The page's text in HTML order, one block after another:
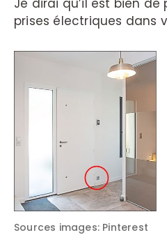
prises électriques dans
Sources images: Pinterest